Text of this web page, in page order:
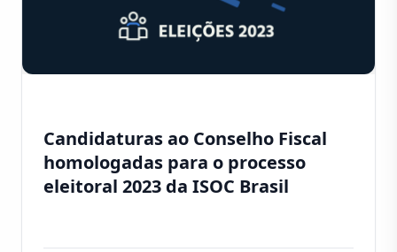
Candidaturas ao Conselho Fiscal
homologadas para o processo
eleitoral 2023 da ISOC Brasil